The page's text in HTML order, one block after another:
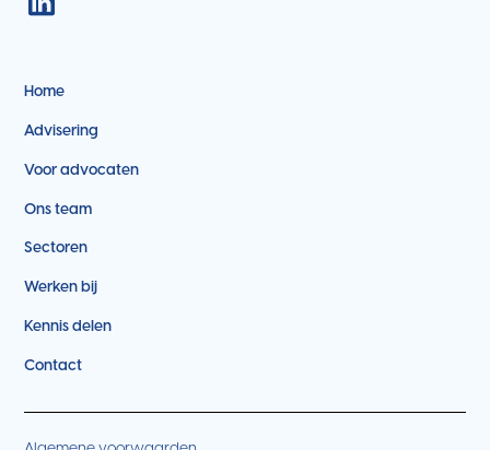
Home
Advisering
Voor advocaten
Ons team
Sectoren
Werken bij
Kennis delen
Contact